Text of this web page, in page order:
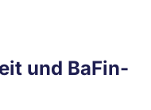
und BaFin-